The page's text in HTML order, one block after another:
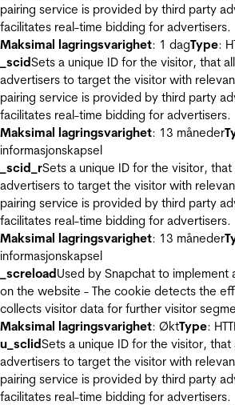
pairing service is provided by third party
facilitates real-time bidding for advertisers.
Maksimal lagringsvarighet: 1 dagType:
_scidSets a unique ID for the visitor, that
advertisers to target the visitor with
pairing service is provided by third party
facilitates real-time bidding for advertisers.
Maksimal lagringsvarighet: 13 måneder
informasjonskapsel
_scid_rSets a unique ID for the visitor,
advertisers to target the visitor with
pairing service is provided by third party
facilitates real-time bidding for advertisers.
Maksimal lagringsvarighet: 13 måneder
informasjonskapsel
_screloadUsed by Snapchat to
on the website - The cookie detects the
collects visitor data for further visitor
Maksimal lagringsvarighet: ØktType:
u_sclidSets a unique ID for the visitor,
advertisers to target the visitor with
pairing service is provided by third party
facilitates real-time bidding for advertisers.